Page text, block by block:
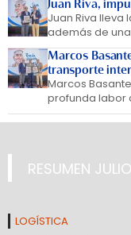
Juan Riva,
Juan Riva lleva
además de
Marcos
transporte
Marcos
profunda labor
RESUMEN
LOGÍSTICA